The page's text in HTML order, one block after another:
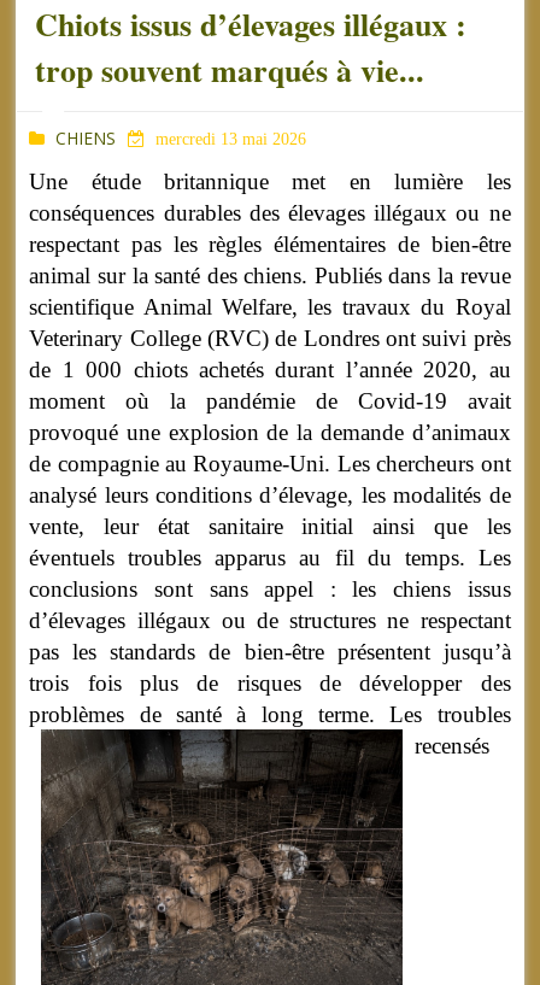
Chiots issus d’élevages illégaux :
trop souvent marqués à vie...
CHIENS mercredi 13 mai 2026
Une étude britannique met en lumière les
conséquences durables des élevages illégaux ou ne
respectant pas les règles élémentaires de bien-être
animal sur la santé des chiens. Publiés dans la revue
scientifique Animal Welfare, les travaux du Royal
Veterinary College (RVC) de Londres ont suivi près
de 1 000 chiots achetés durant l’année 2020, au
moment où la pandémie de Covid-19 avait
provoqué une explosion de la demande d’animaux
de compagnie au Royaume-Uni. Les chercheurs ont
analysé leurs conditions d’élevage, les modalités de
vente, leur état sanitaire initial ainsi que les
éventuels troubles apparus au fil du temps. Les
conclusions sont sans appel : les chiens issus
d’élevages illégaux ou de structures ne respectant
pas les standards de bien-être présentent jusqu’à
trois fois plus de risques de développer des
problèmes de santé à long terme.Les troubles
recensés